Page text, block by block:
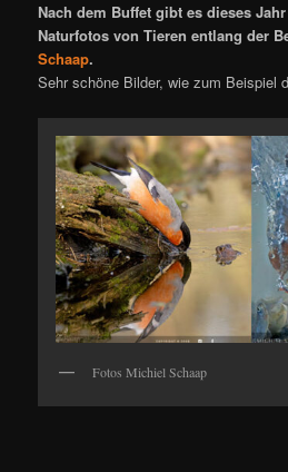
Nach dem Buffet gibt es dieses
Naturfotos von Tieren entlang der
Schaap.
Sehr schöne Bilder, wie zum Beispiel
Fotos Michiel Schaap